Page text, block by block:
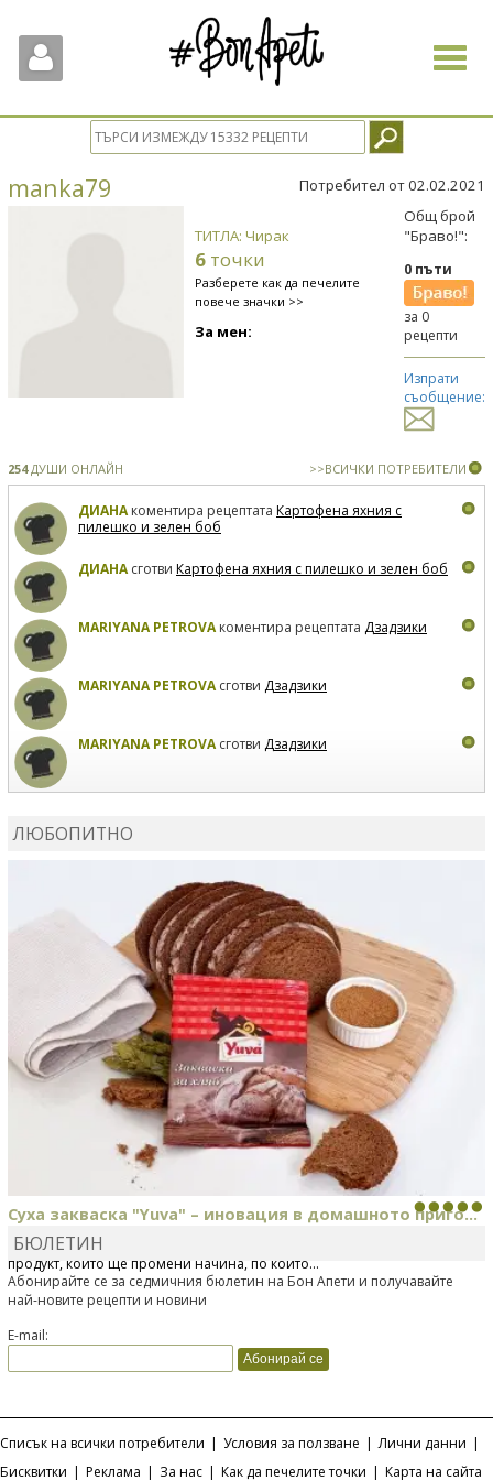
Toggle
manka79 Потребител от 02.02.2021
ТИТЛА: Чирак
6 точки
Разберете как да печелите
повече значки >>
За мен:
Общ брой
"Браво!":
0 пъти
за 0
рецепти
Изпрати
съобщение:
254ДУШИ ОНЛАЙН >>ВСИЧКИ ПОТРЕБИТЕЛИ
ДИАНАкоментира рецептата Картофена яхния с
пилешко и зелен боб
ДИАНАсготви Картофена яхния с пилешко и зелен боб
MARIYANA PETROVAкоментира рецептата Дзадзики
MARIYANA PETROVAсготви Дзадзики
MARIYANA PETROVAсготви Дзадзики
ЛЮБОПИТНО
Суха закваска "Yuva" – иновация в домашното приго...
Отскоро Лесафр България стартира предлагането на изцяло нов
продукт, който ще промени начина, по който...
БЮЛЕТИН
Абонирайте се за седмичния бюлетин на Бон Апети и получавайте
най-новите рецепти и новини
E-mail:
Списък на всички потребители | Условия за ползване | Лични данни |
Бисквитки | Реклама | За нас | Как да печелите точки | Карта на сайта